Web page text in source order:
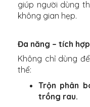
giúp người dùng
không gian hẹp.
Đa năng – tích
Không chỉ dùng
thể:
Trộn phân
trồng rau.